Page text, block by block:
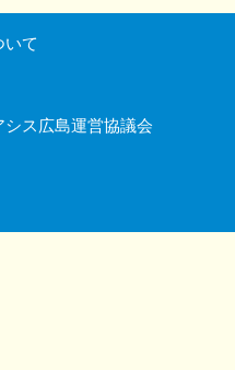
いて
シス広島運営協議会